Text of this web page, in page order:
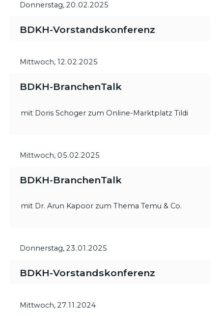
Donnerstag, 20.02.2025
BDKH-Vorstandskonferenz
Mittwoch, 12.02.2025
BDKH-BranchenTalk
mit Doris Schoger zum Online-Marktplatz Tildi
Mittwoch, 05.02.2025
BDKH-BranchenTalk
mit Dr. Arun Kapoor zum Thema Temu & Co.
Donnerstag, 23.01.2025
BDKH-Vorstandskonferenz
Mittwoch, 27.11.2024